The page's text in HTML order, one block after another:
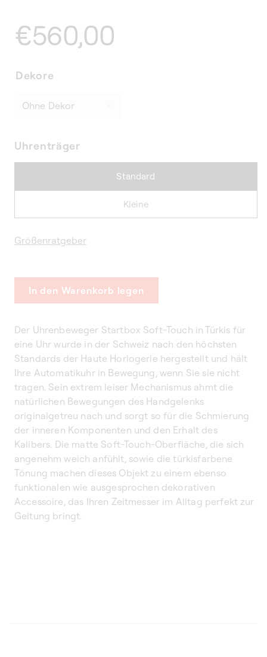
Normaler
Preis
€560,00
Der Uhrenbeweger Startbox Soft-Touch in Türkis für
eine Uhr wurde in der Schweiz nach den höchsten
Standards der Haute Horlogerie hergestellt und hält
Ihre Automatikuhr in Bewegung, wenn Sie sie nicht
tragen. Sein extrem leiser Mechanismus ahmt die
natürlichen Bewegungen des Handgelenks
originalgetreu nach und sorgt so für die Schmierung
der inneren Komponenten und den Erhalt des
Kalibers. Die matte Soft-Touch-Oberfläche, die sich
angenehm weich anfühlt, sowie die türkisfarbene
Tönung machen dieses Objekt zu einem ebenso
funktionalen wie ausgesprochen dekorativen
Accessoire, das Ihren Zeitmesser im Alltag perfekt zur
Geltung bringt.
Dekore
Uhrenträger
Standard
Kleine
Größenratgeber
In den Warenkorb legen